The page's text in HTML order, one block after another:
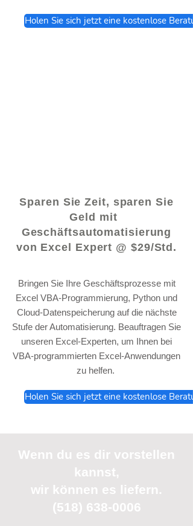
Holen Sie sich jetzt eine kostenlose
Sparen Sie Zeit, sparen Sie
Geld mit
Geschäftsautomatisierung
von Excel Expert @ $29/Std.
Bringen Sie Ihre Geschäftsprozesse mit
Excel VBA-Programmierung, Python und
Cloud-Datenspeicherung auf die nächste
Stufe der Automatisierung. Beauftragen Sie
unseren Excel-Experten, um Ihnen bei
VBA-programmierten Excel-Anwendungen
zu helfen.
Holen Sie sich jetzt eine kostenlose
Wenn du es dir vorstellen
kannst,
wir können es liefern.
(518) 638-0006